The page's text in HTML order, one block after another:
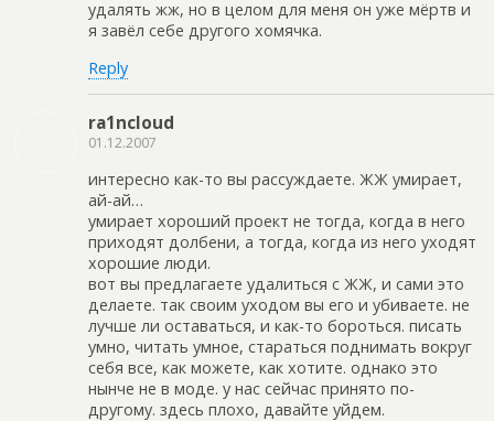
удалять жж, но в целом для меня он уже мёртв и
я завёл себе другого хомячка.
Reply
ra1ncloud
01.12.2007
интересно как-то вы рассуждаете. ЖЖ умирает,
ай-ай…
умирает хороший проект не тогда, когда в него
приходят долбени, а тогда, когда из него уходят
хорошие люди.
вот вы предлагаете удалиться с ЖЖ, и сами это
делаете. так своим уходом вы его и убиваете. не
лучше ли оставаться, и как-то бороться. писать
умно, читать умное, стараться поднимать вокруг
себя все, как можете, как хотите. однако это
нынче не в моде. у нас сейчас принято по-
другому. здесь плохо, давайте уйдем.